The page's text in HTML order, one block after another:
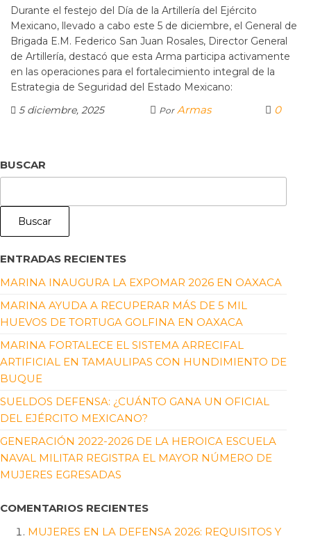
Durante el festejo del Día de la Artillería del Ejército
Mexicano, llevado a cabo este 5 de diciembre, el General de
Brigada E.M. Federico San Juan Rosales, Director General
de Artillería, destacó que esta Arma participa activamente
en las operaciones para el fortalecimiento integral de la
Estrategia de Seguridad del Estado Mexicano:
5 diciembre, 2025
Por Armas 0
BUSCAR
Buscar
ENTRADAS RECIENTES
MARINA INAUGURA LA EXPOMAR 2026 EN OAXACA
MARINA AYUDA A RECUPERAR MÁS DE 5 MIL
HUEVOS DE TORTUGA GOLFINA EN OAXACA
MARINA FORTALECE EL SISTEMA ARRECIFAL
ARTIFICIAL EN TAMAULIPAS CON HUNDIMIENTO DE
BUQUE
SUELDOS DEFENSA: ¿CUÁNTO GANA UN OFICIAL
DEL EJÉRCITO MEXICANO?
GENERACIÓN 2022-2026 DE LA HEROICA ESCUELA
NAVAL MILITAR REGISTRA EL MAYOR NÚMERO DE
MUJERES EGRESADAS
COMENTARIOS RECIENTES
MUJERES EN LA DEFENSA 2026: REQUISITOS Y